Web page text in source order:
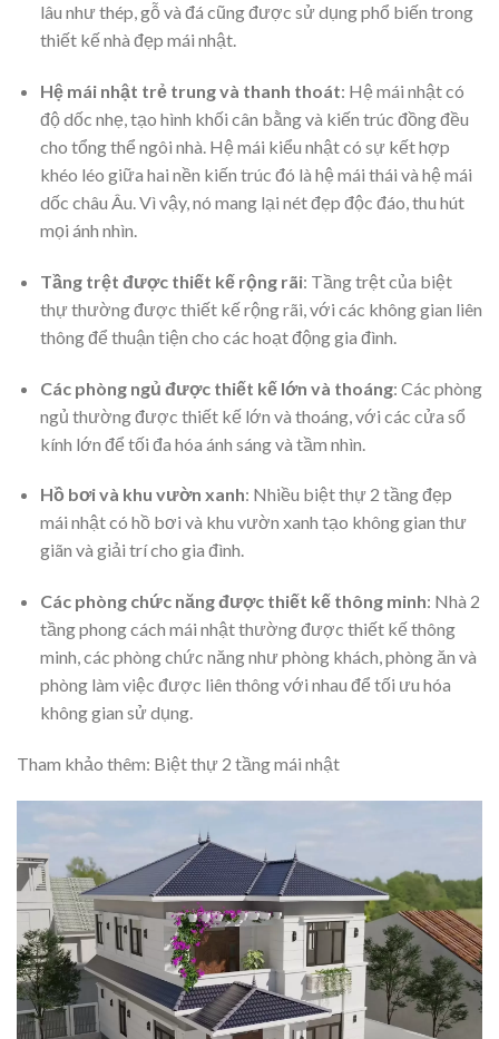
lâu như thép, gỗ và đá cũng được sử dụng phổ biến trong
thiết kế nhà đẹp mái nhật.
Hệ mái nhật trẻ trung và thanh thoát: Hệ mái nhật có
độ dốc nhẹ, tạo hình khối cân bằng và kiến trúc đồng đều
cho tổng thể ngôi nhà. Hệ mái kiểu nhật có sự kết hợp
khéo léo giữa hai nền kiến trúc đó là hệ mái thái và hệ mái
dốc châu Âu. Vì vậy, nó mang lại nét đẹp độc đáo, thu hút
mọi ánh nhìn.
Tầng trệt được thiết kế rộng rãi: Tầng trệt của biệt
thự thường được thiết kế rộng rãi, với các không gian liên
thông để thuận tiện cho các hoạt động gia đình.
Các phòng ngủ được thiết kế lớn và thoáng: Các phòng
ngủ thường được thiết kế lớn và thoáng, với các cửa sổ
kính lớn để tối đa hóa ánh sáng và tầm nhìn.
Hồ bơi và khu vườn xanh: Nhiều biệt thự 2 tầng đẹp
mái nhật có hồ bơi và khu vườn xanh tạo không gian thư
giãn và giải trí cho gia đình.
Các phòng chức năng được thiết kế thông minh: Nhà 2
tầng phong cách mái nhật thường được thiết kế thông
minh, các phòng chức năng như phòng khách, phòng ăn và
phòng làm việc được liên thông với nhau để tối ưu hóa
không gian sử dụng.
Tham khảo thêm: Biệt thự 2 tầng mái nhật